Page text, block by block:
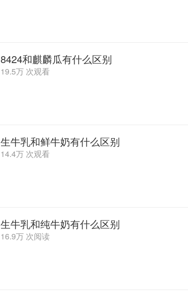
8424和麒麟瓜有什么区别
19.5万 次观看
生牛乳和鲜牛奶有什么区别
14.4万 次观看
生牛乳和纯牛奶有什么区别
16.9万 次阅读